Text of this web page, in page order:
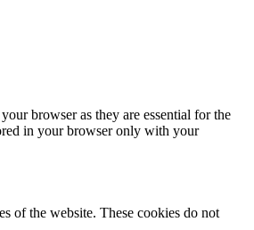
browser as they are essential for the
in your browser only with your
of the website. These cookies do not